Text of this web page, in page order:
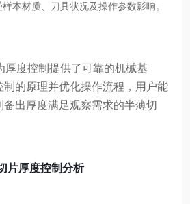
样本材质、刀具状况及操作参数影响。
厚度控制提供了可靠的机械基
制的原理并优化操作流程，用户能
出厚度满足观察需求的半薄切
片厚度控制分析